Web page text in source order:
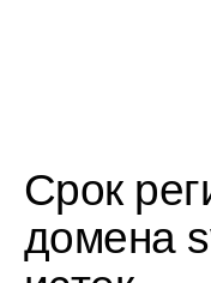
Срок
домена